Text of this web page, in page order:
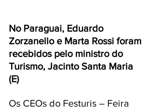
No Paraguai, Eduardo
Zorzanello e Marta Rossi foram
recebidos pelo ministro do
Turismo, Jacinto Santa Maria
(E)
Os CEOs do Festuris – Feira